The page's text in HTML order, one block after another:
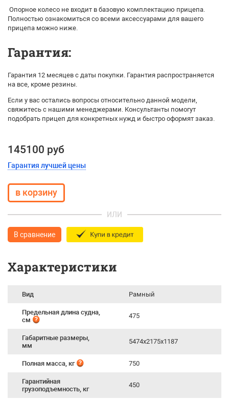
Опорное колесо не входит в базовую комплектацию прицепа.
Полностью ознакомиться со всеми аксессуарами для вашего
прицепа можно ниже.
Гарантия:
Гарантия 12 месяцев с даты покупки. Гарантия распространяется
на все, кроме резины.
Если у вас остались вопросы относительно данной модели,
свяжитесь с нашими менеджерами. Консультанты помогут
подобрать прицеп для конкретных нужд и быстро оформят заказ.
145100 руб
Гарантия лучшей цены
ИЛИ
В сравнение
Характеристики
Вид Рамный
Предельная длина судна,
см
475
Габаритные размеры,
мм
5474х2175х1187
Полная масса, кг 750
Гарантийная
грузоподъемность, кг
450